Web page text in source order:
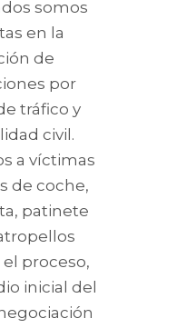
somos
en la
de
por
tráfico y
civil.
a víctimas
de coche,
patinete
proceso,
inicial del